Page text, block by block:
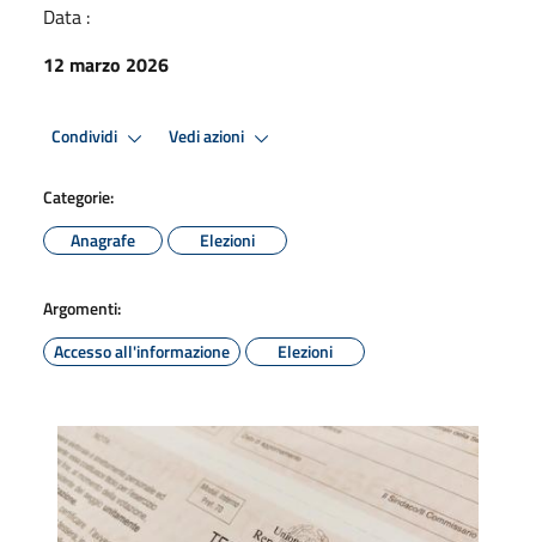
Data :
12 marzo 2026
Condividi Vedi azioni
Categorie:
Anagrafe
Elezioni
Argomenti:
Accesso all'informazione
Elezioni